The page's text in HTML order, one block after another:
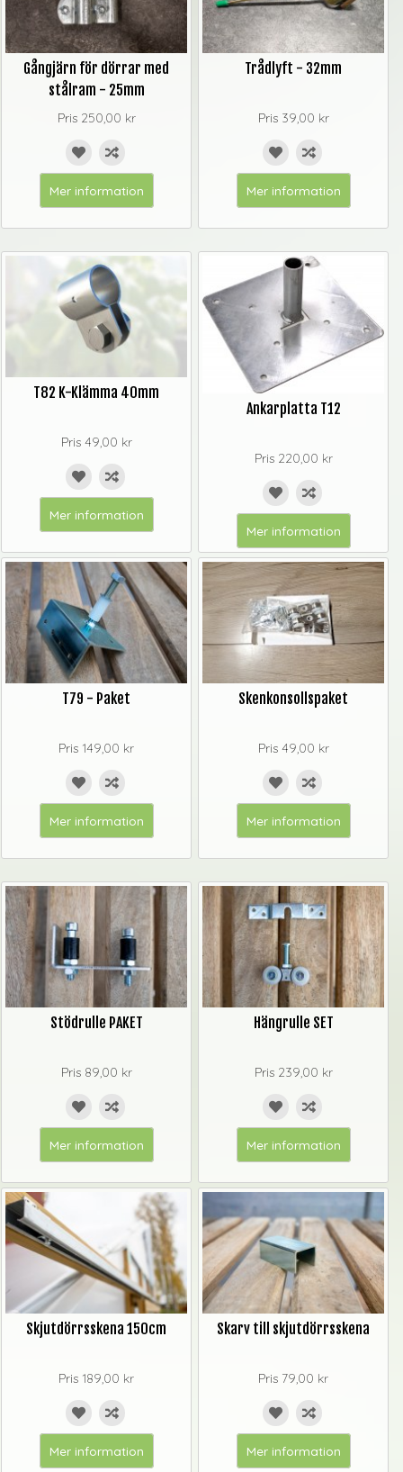
Gångjärn för dörrar med
stålram - 25mm
Pris 250,00 kr
Mer information
Trådlyft - 32mm
Pris 39,00 kr
Mer information
T82 K-Klämma 40mm
Pris 49,00 kr
Mer information
Ankarplatta T12
Pris 220,00 kr
Mer information
T79 - Paket
Pris 149,00 kr
Mer information
Skenkonsollspaket
Pris 49,00 kr
Mer information
Stödrulle PAKET
Pris 89,00 kr
Mer information
Hängrulle SET
Pris 239,00 kr
Mer information
Skjutdörrsskena 150cm
Pris 189,00 kr
Mer information
Skarv till skjutdörrsskena
Pris 79,00 kr
Mer information